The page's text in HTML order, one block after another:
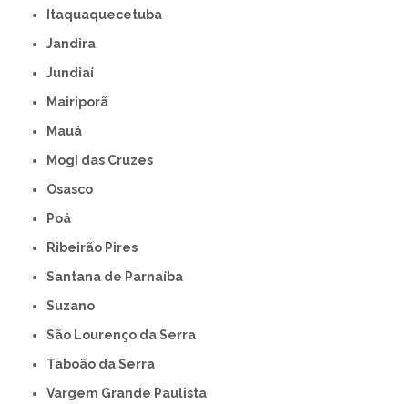
Itaquaquecetuba
Jandira
Jundiaí
Mairiporã
Mauá
Mogi das Cruzes
Osasco
Poá
Ribeirão Pires
Santana de Parnaíba
Suzano
São Lourenço da Serra
Taboão da Serra
Vargem Grande Paulista